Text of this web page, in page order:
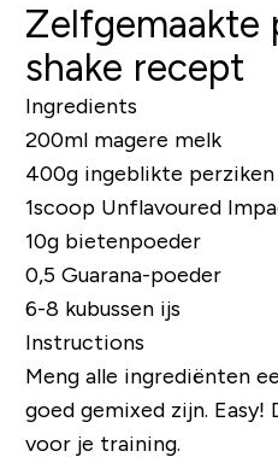
Zelfgemaakte
shake recept
Ingredients
200ml magere melk
400g ingeblikte perziken
1scoopUnflavoured
10g bietenpoeder
0,5 Guarana-poeder
6-8 kubussen ijs
Instructions
Meng alle ingrediënten
goed gemixed zijn.
voor je training.